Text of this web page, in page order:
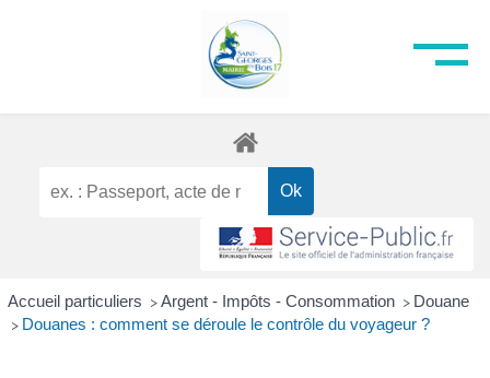
Accueil particuliers > Argent - Impôts - Consommation > Douane
> Douanes : comment se déroule le contrôle du voyageur ?